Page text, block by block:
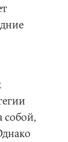
собой,